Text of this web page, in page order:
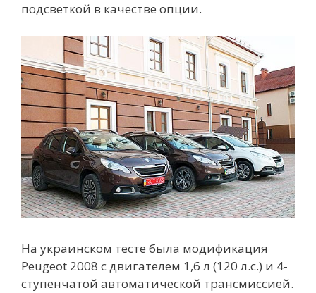
подсветкой в качестве опции.
На украинском тесте была модификация
Peugeot 2008 с двигателем 1,6 л (120 л.с.) и 4-
ступенчатой автоматической трансмиссией.